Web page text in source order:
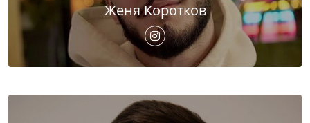
Женя Коротков